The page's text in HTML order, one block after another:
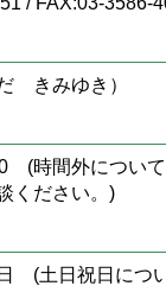
きみゆき）
(時間外につい
ください。)
(土日祝日につ